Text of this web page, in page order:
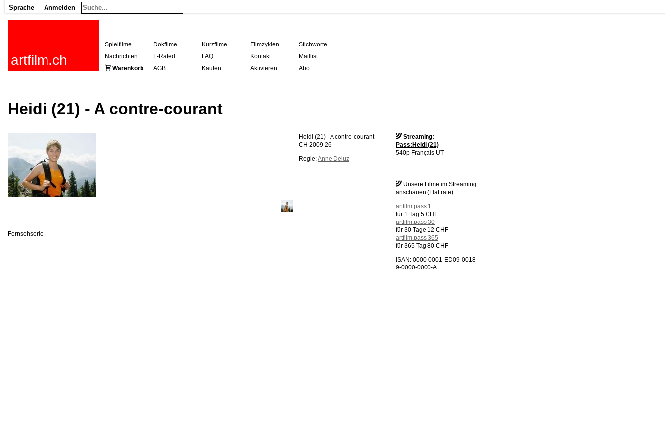
Sprache Anmelden
artfilm.ch
Spielfilme Dokfilme Kurzfilme Filmzyklen
Stichworte
Nachrichten
F-Rated FAQ Kontakt
Maillist
Warenkorb
AGB Kaufen Aktivieren Abo
Heidi (21) - A contre-courant
Streaming:
Pass:Heidi (21)
540p Français UT -
Unsere Filme im Streaming
anschauen (Flat rate):
artfilm.pass 1
für 1 Tag 5 CHF
artfilm.pass 30
für 30 Tage 12 CHF
artfilm.pass 365
für 365 Tag 80 CHF
ISAN: 0000-0001-ED09-0018-
9-0000-0000-A
Heidi (21) - A contre-courant
CH 2009 26'
Regie:Anne Deluz
Fernsehserie
216.73.217.55